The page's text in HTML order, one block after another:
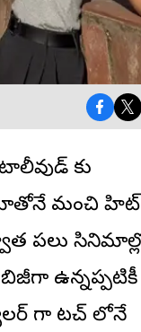
కు
మంచి హిట్
ప‌లు
బిజీగా
గా ట‌చ్ లోనే